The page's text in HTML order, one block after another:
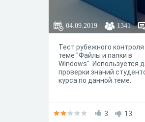
04.09.2019 1341
Тест рубежного контроля
теме "Файлы и папки в
Windows". Используется
проверки знаний
курса по данной теме.
3 13